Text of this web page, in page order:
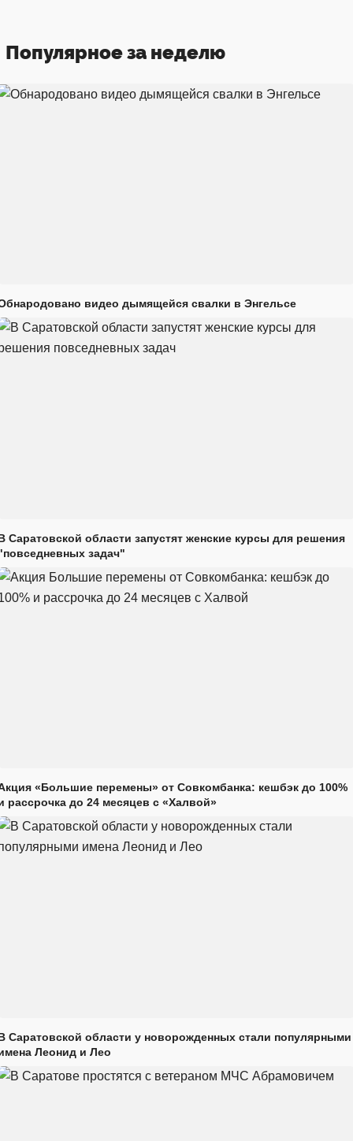
Популярное за неделю
видео дымящейся свалки в Энгельсе
Саратовской области запустят женские курсы для решения
задач"
«Большие перемены» от Совкомбанка: кешбэк до 100%
рассрочка до 24 месяцев с «Халвой»
Саратовской области у новорожденных стали популярными
Леонид и Лео